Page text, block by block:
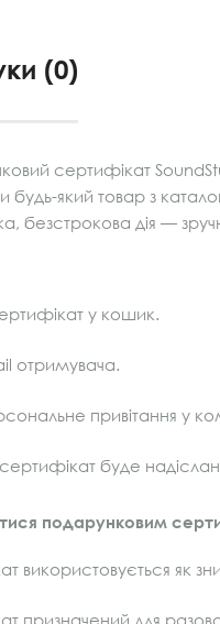
(0)
сертифікат
будь-який товар з
безстрокова дія —
у кошик.
отримувача.
привітання у
сертифікат буде
подарунковим
використовується як
призначений для